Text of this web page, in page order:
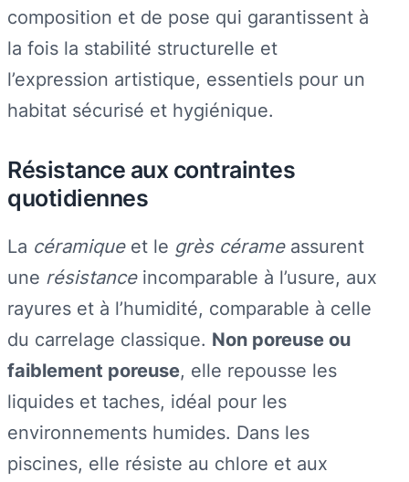
composition et de pose qui garantissent à
la fois la stabilité structurelle et
l’expression artistique, essentiels pour un
habitat sécurisé et hygiénique.
Résistance aux contraintes
quotidiennes
La céramiqueet le grès cérameassurent
une résistanceincomparable à l’usure, aux
rayures et à l’humidité, comparable à celle
du carrelage classique. Non poreuse ou
faiblement poreuse, elle repousse les
liquides et taches, idéal pour les
environnements humides. Dans les
piscines, elle résiste au chlore et aux